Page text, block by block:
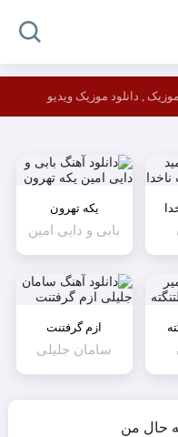
, دانلود موزیک ویدیو
یکه تهرون
بابی و دایی امین
ازم گرفتنت
سامان جلیلی
حال من